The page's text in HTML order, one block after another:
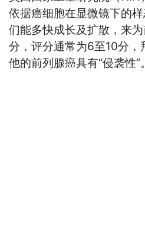
依据癌细胞在显微镜下的
们能多快成长及扩散，来
分，评分通常为6至10分，
他的前列腺癌具有“侵袭性”。